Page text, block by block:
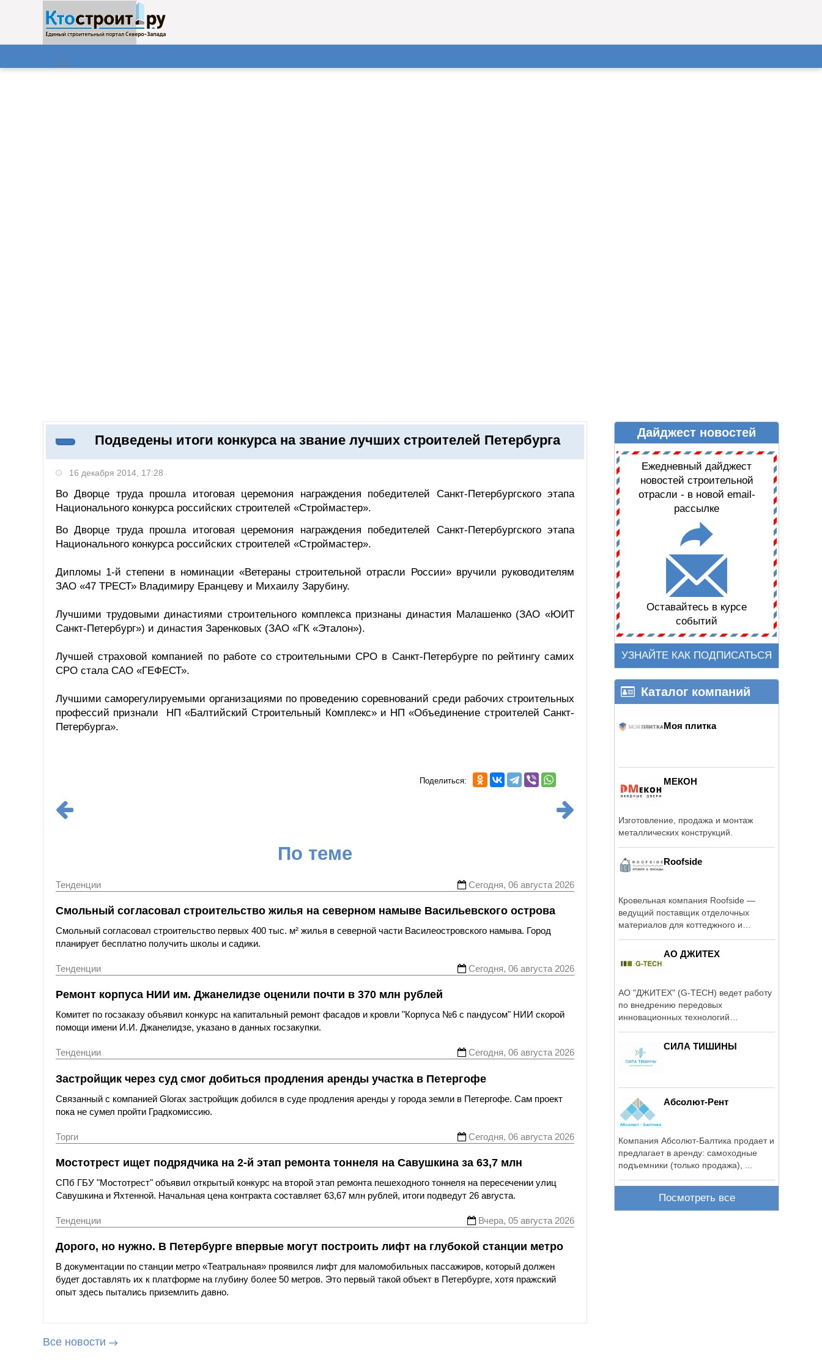
Поиск
КЛЮЧЕВЫЕ ФИГУРЫ ДАЙДЖЕСТ НОВОСТЕЙ
Подведены итоги конкурса на звание лучших строителей Петербурга
16 декабря 2014, 17:28
Во Дворце труда прошла итоговая церемония награждения победителей Санкт-Петербургского этапа
Национального конкурса российских строителей «Строймастер».
Во Дворце труда прошла итоговая церемония награждения победителей Санкт-Петербургского этапа
Национального конкурса российских строителей «Строймастер».
Дипломы 1-й степени в номинации «Ветераны строительной отрасли России» вручили руководителям
ЗАО «47 ТРЕСТ» Владимиру Еранцеву и Михаилу Зарубину.
Лучшими трудовыми династиями строительного комплекса признаны династия Малашенко (ЗАО «ЮИТ
Санкт-Петербург») и династия Заренковых (ЗАО «ГК «Эталон»).
Лучшей страховой компанией по работе со строительными СРО в Санкт-Петербурге по рейтингу самих
СРО стала САО «ГЕФЕСТ».
Лучшими саморегулируемыми организациями по проведению соревнований среди рабочих строительных
профессий признали НП «Балтийский Строительный Комплекс» и НП «Объединение строителей Санкт-
Петербурга».
Поделиться:
По теме
Тенденции Сегодня, 06 августа 2026
Смольный согласовал строительство жилья на северном намыве Васильевского острова
Смольный согласовал строительство первых 400 тыс. м² жилья в северной части Василеостровского намыва. Город
планирует бесплатно получить школы и садики.
Тенденции Сегодня, 06 августа 2026
Ремонт корпуса НИИ им. Джанелидзе оценили почти в 370 млн рублей
Комитет по госзаказу объявил конкурс на капитальный ремонт фасадов и кровли "Корпуса №6 с пандусом" НИИ скорой
помощи имени И.И. Джанелидзе, указано в данных госзакупки.
Тенденции Сегодня, 06 августа 2026
Застройщик через суд смог добиться продления аренды участка в Петергофе
Связанный с компанией Glorax застройщик добился в суде продления аренды у города земли в Петергофе. Сам проект
пока не сумел пройти Градкомиссию.
Торги Сегодня, 06 августа 2026
Мостотрест ищет подрядчика на 2-й этап ремонта тоннеля на Савушкина за 63,7 млн
СПб ГБУ "Мостотрест" объявил открытый конкурс на второй этап ремонта пешеходного тоннеля на пересечении улиц
Савушкина и Яхтенной. Начальная цена контракта составляет 63,67 млн рублей, итоги подведут 26 августа.
Тенденции Вчера, 05 августа 2026
Дорого, но нужно. В Петербурге впервые могут построить лифт на глубокой станции метро
В документации по станции метро «Театральная» проявился лифт для маломобильных пассажиров, который должен
будет доставлять их к платформе на глубину более 50 метров. Это первый такой объект в Петербурге, хотя пражский
опыт здесь пытались приземлить давно.
Все новости
Дайджест новостей
Ежедневный дайджест
новостей строительной
отрасли - в новой email-
рассылке
Оставайтесь в курсе
событий
УЗНАЙТЕ КАК ПОДПИСАТЬСЯ
Каталог компаний
Моя плитка
МЕКОН
Изготовление, продажа и монтаж
металлических конструкций.
Roofside
Кровельная компания Roofside —
ведущий поставщик отделочных
материалов для коттеджного и
АО ДЖИТЕХ
АО "ДЖИТЕХ" (G-TECH) ведет работу
по внедрению передовых
инновационных технологий
СИЛА ТИШИНЫ
Абсолют-Рент
Компания Абсолют-Балтика продает и
предлагает в аренду: самоходные
подъемники (только продажа), ...
Посмотреть все